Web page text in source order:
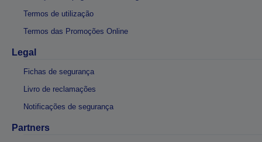
Termos de utilização
Termos das Promoções Online
Legal
Fichas de segurança
Livro de reclamações
Notificações de segurança
Partners